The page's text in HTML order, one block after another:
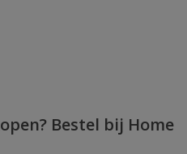
Bestel bij Home